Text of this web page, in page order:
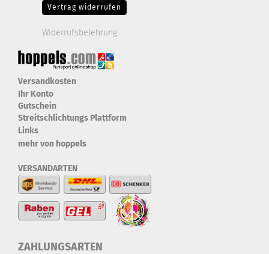
Vertrag widerrufen
Widerrufsbelehrung
Versandkosten
Ihr Konto
Gutschein
Streitschlichtungs Plattform
Links
mehr von hoppels
VERSANDARTEN
ZAHLUNGSARTEN